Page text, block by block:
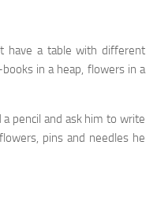
have a table with different
in a heap, flowers in a
a pencil and ask him to write
pins and needles he